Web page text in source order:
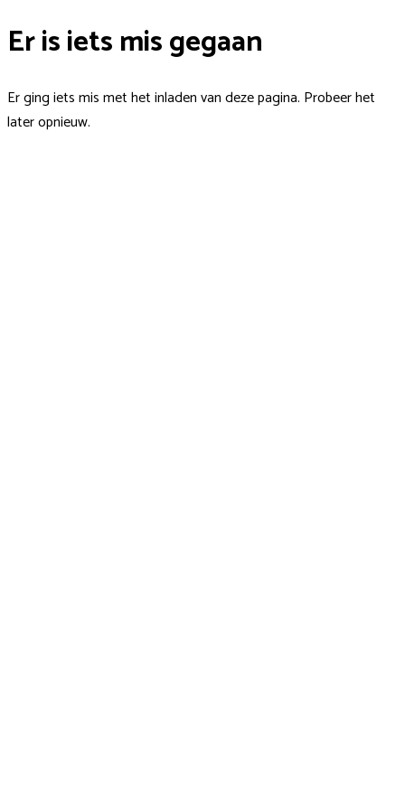
Er is iets mis gegaan
Er ging iets mis met het inladen van deze pagina. Probeer het
later opnieuw.